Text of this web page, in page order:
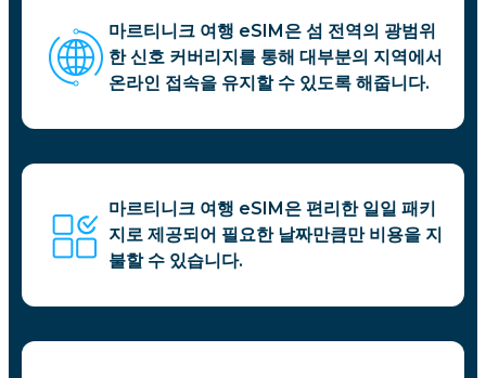
마르티니크 여행 eSIM은 섬 전역의 광범위
한 신호 커버리지를 통해 대부분의 지역에서
온라인 접속을 유지할 수 있도록 해줍니다.
마르티니크 여행 eSIM은 편리한 일일 패키
지로 제공되어 필요한 날짜만큼만 비용을 지
불할 수 있습니다.